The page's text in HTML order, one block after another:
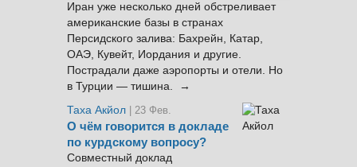
Иран уже несколько дней обстреливает
американские базы в странах
Персидского залива: Бахрейн, Катар,
ОАЭ, Кувейт, Иордания и другие.
Пострадали даже аэропорты и отели. Но
в Турции — тишина. →
Таха Акйол | 23 Фев.
О чём говорится в докладе
по курдскому вопросу?
Совместный доклад